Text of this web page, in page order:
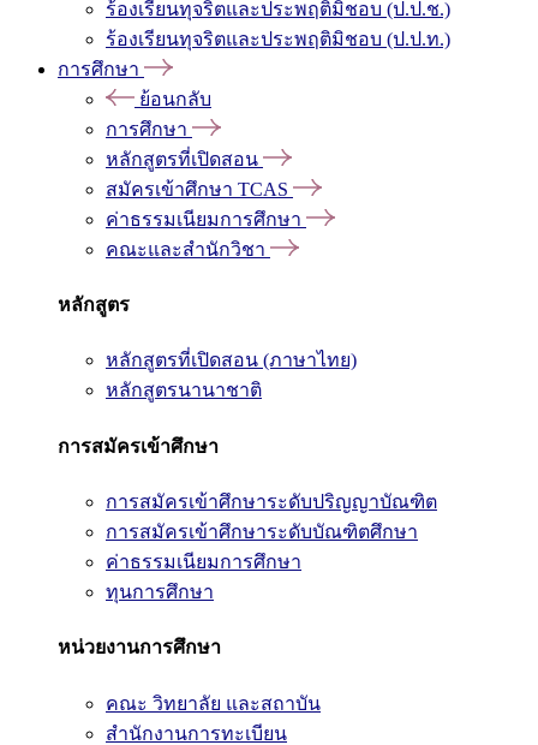
ร้องเรียนทุจริตและประพฤติมิชอบ (ป.ป.ช.)
ร้องเรียนทุจริตและประพฤติมิชอบ (ป.ป.ท.)
การศึกษา
ย้อนกลับ
การศึกษา
หลักสูตรที่เปิดสอน
สมัครเข้าศึกษา TCAS
ค่าธรรมเนียมการศึกษา
คณะและสำนักวิชา
หลักสูตร
หลักสูตรที่เปิดสอน (ภาษาไทย)
หลักสูตรนานาชาติ
การสมัครเข้าศึกษา
การสมัครเข้าศึกษาระดับปริญญาบัณฑิต
การสมัครเข้าศึกษาระดับบัณฑิตศึกษา
ค่าธรรมเนียมการศึกษา
ทุนการศึกษา
หน่วยงานการศึกษา
คณะ วิทยาลัย และสถาบัน
สำนักงานการทะเบียน